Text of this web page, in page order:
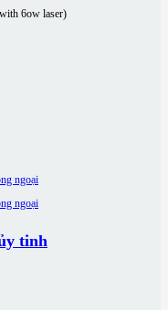
6ow laser)
tinh